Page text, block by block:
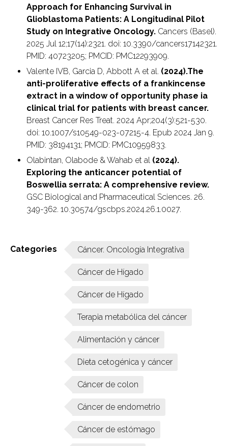
Approach for Enhancing Survival in
Glioblastoma Patients: A Longitudinal Pilot
Study on Integrative Oncology. Cancers (Basel).
2025 Jul 12;17(14):2321. doi: 10.3390/cancers17142321.
PMID: 40723205; PMCID: PMC12293909.
Valente IVB, Garcia D, Abbott A et al. (2024).The
anti-proliferative effects of a frankincense
extract in a window of opportunity phase ia
clinical trial for patients with breast cancer.
Breast Cancer Res Treat. 2024 Apr;204(3):521-530.
doi: 10.1007/s10549-023-07215-4. Epub 2024 Jan 9.
PMID: 38194131; PMCID: PMC10959833.
Olabintan, Olabode & Wahab et al (2024).
Exploring the anticancer potential of
Boswellia serrata: A comprehensive review.
GSC Biological and Pharmaceutical Sciences. 26.
349-362. 10.30574/gscbps.2024.26.1.0027.
Categories Cáncer. Oncología Integrativa
Cáncer de Hígado
Cáncer de Hígado
Terapia metabólica del cáncer
Alimentación y cáncer
Dieta cetogénica y cáncer
Cáncer de colon
Cáncer de endometrio
Cáncer de estómago